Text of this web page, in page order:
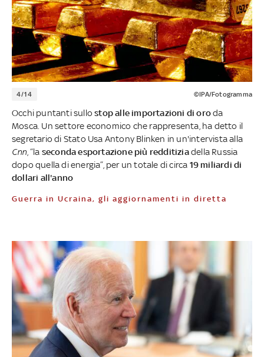
4/14 ©IPA/Fotogramma
Occhi puntanti sullostop alle importazioni di oroda
Mosca. Un settore economico che rappresenta, ha detto il
segretario di Stato Usa Antony Blinken in un'intervista alla
Cnn, “la seconda esportazione più redditiziadella Russia
dopo quella di energia”, per un totale di circa 19 miliardi di
dollari all'anno
Guerra in Ucraina, gli aggiornamenti in diretta